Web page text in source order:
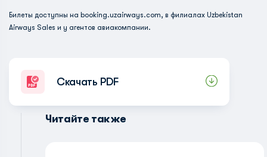
Билеты доступны на booking.uzairways.com, в филиалах Uzbekistan
Airways Sales и у агентов авиакомпании.
Скачать PDF
Читайте также